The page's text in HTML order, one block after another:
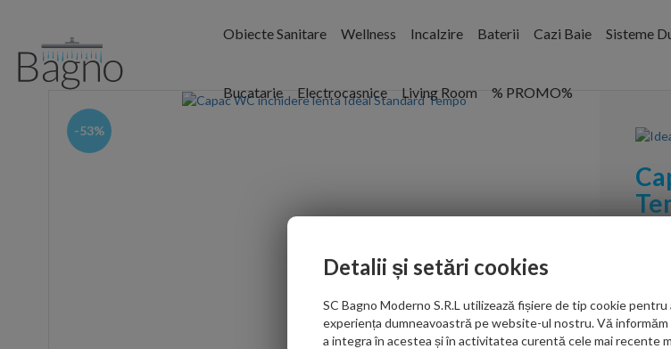
Obiecte Sanitare Wellness Incalzire Baterii Cazi Baie Sisteme
Bucatarie Electrocasnice Living Room % PROMO%
-53%
Detalii și setări cookies
SC Bagno Moderno S.R.L utilizează fișiere de tip cookie
experiența dumneavoastră pe website-ul nostru. Vă
a integra în acestea și în activitatea curentă cele mai recente